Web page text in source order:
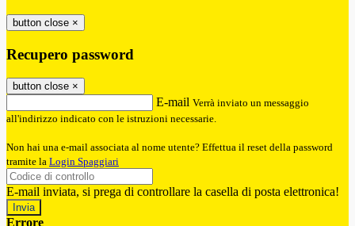
button close ×
Recupero password
button close ×
E-mail Verrà inviato un messaggio
all'indirizzo indicato con le istruzioni necessarie.
Non hai una e-mail associata al nome utente? Effettua il reset della password
tramite la Login Spaggiari
E-mail inviata, si prega di controllare la casella di posta elettronica!
Errore